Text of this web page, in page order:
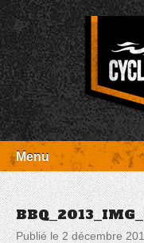
Aller
au
contenu
Cycle et Bike
Entretien Harley-
Menu
Publié le 2 décembre
Panneau de gestion des